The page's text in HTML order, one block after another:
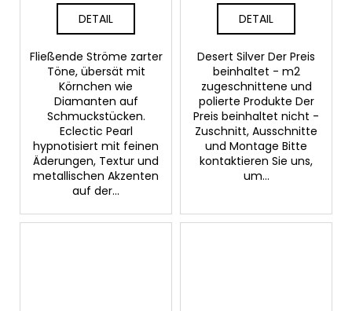
DETAIL
Fließende Ströme zarter
Töne, übersät mit
Körnchen wie
Diamanten auf
Schmuckstücken.
Eclectic Pearl
hypnotisiert mit feinen
Äderungen, Textur und
metallischen Akzenten
auf der...
DETAIL
Desert Silver Der Preis
beinhaltet - m2
zugeschnittene und
polierte Produkte Der
Preis beinhaltet nicht -
Zuschnitt, Ausschnitte
und Montage Bitte
kontaktieren Sie uns,
um...